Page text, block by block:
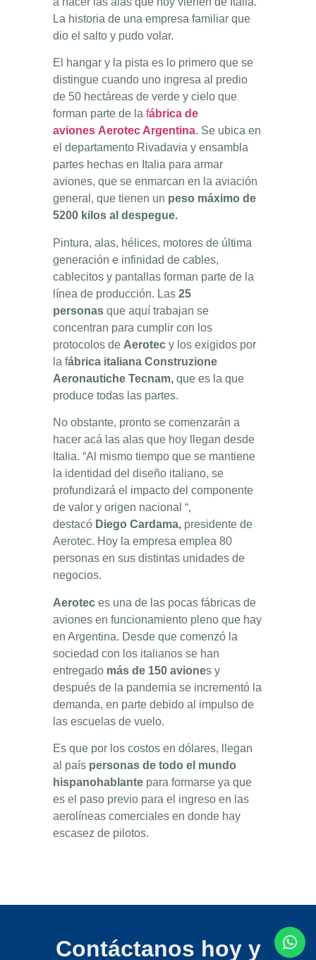
La historia de una empresa familiar que
dio el salto y pudo volar.
El hangar y la pista es lo primero que se
distingue cuando uno ingresa al predio
de 50 hectáreas de verde y cielo que
forman parte de la fábrica de
aviones Aerotec Argentina. Se ubica en
el departamento Rivadavia y ensambla
partes hechas en Italia para armar
aviones, que se enmarcan en la aviación
general, que tienen un peso máximo de
5200 kilos al despegue.
Pintura, alas, hélices, motores de última
generación e infinidad de cables,
cablecitos y pantallas forman parte de la
línea de producción. Las 25
personas que aquí trabajan se
concentran para cumplir con los
protocolos de Aerotec y los exigidos por
la fábrica italiana Construzione
Aeronautiche Tecnam, que es la que
produce todas las partes.
No obstante, pronto se comenzarán a
hacer acá las alas que hoy llegan desde
Italia. “Al mismo tiempo que se mantiene
la identidad del diseño italiano, se
profundizará el impacto del componente
de valor y origen nacional “,
destacó Diego Cardama, presidente de
Aerotec. Hoy la empresa emplea 80
personas en sus distintas unidades de
negocios.
Aerotec es una de las pocas fábricas de
aviones en funcionamiento pleno que hay
en Argentina. Desde que comenzó la
sociedad con los italianos se han
entregado más de 150 aviones y
después de la pandemia se incrementó la
demanda, en parte debido al impulso de
las escuelas de vuelo.
Es que por los costos en dólares, llegan
al país personas de todo el mundo
hispanohablante para formarse ya que
es el paso previo para el ingreso en las
aerolíneas comerciales en donde hay
escasez de pilotos.
Contáctanos hoy y